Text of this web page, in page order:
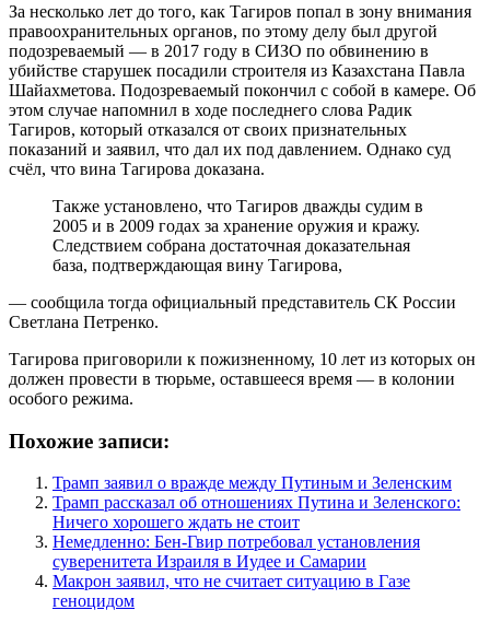
За несколько лет до того, как Тагиров попал в зону внимания
правоохранительных органов, по этому делу был другой
подозреваемый — в 2017 году в СИЗО по обвинению в
убийстве старушек посадили строителя из Казахстана Павла
Шайахметова. Подозреваемый покончил с собой в камере. Об
этом случае напомнил в ходе последнего слова Радик
Тагиров, который отказался от своих признательных
показаний и заявил, что дал их под давлением. Однако суд
счёл, что вина Тагирова доказана.
Также установлено, что Тагиров дважды судим в
2005 и в 2009 годах за хранение оружия и кражу.
Следствием собрана достаточная доказательная
база, подтверждающая вину Тагирова,
— сообщила тогда официальный представитель СК России
Светлана Петренко.
Тагирова приговорили к пожизненному, 10 лет из которых он
должен провести в тюрьме, оставшееся время — в колонии
особого режима.
Похожие записи:
Трамп заявил о вражде между Путиным и Зеленским
Трамп рассказал об отношениях Путина и Зеленского:
Ничего хорошего ждать не стоит
Немедленно: Бен-Гвир потребовал установления
суверенитета Израиля в Иудее и Самарии
Макрон заявил, что не считает ситуацию в Газе
геноцидом